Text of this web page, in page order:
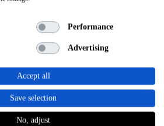
werden Sie in den Galeriashops, die
ist ebenfalls gesorgt. Die Celebrity
ist mit Videospielen, Kickern und vieles
Freundschaften geschlossen. Für die
mit interaktiven Spielen sowie
Als Erwachsener haben Sie also
während Ihre Kinder einen tollen
Performance
Advertising
Accept all
Save selection
No, adjust